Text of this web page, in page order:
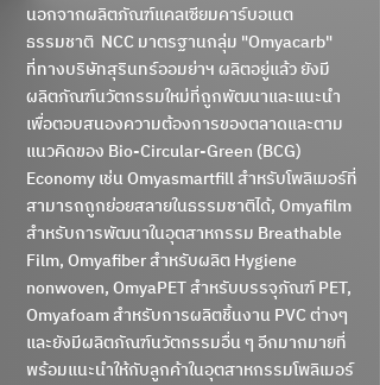
นอกจากผลิตภัณฑ์แคลเซียมคาร์บอเนต
ธรรมชาติ NCC มาตรฐานกลุ่ม "Omyacarb"
ที่ทางบริษัทสุรินทร์ออมย่าฯ ผลิตอยู่แล้ว ยังมี
ผลิตภัณฑ์นวัตกรรมใหม่ที่ถูกพัฒนาและแนะนำ
เพื่อตอบสนองความต้องการของตลาดและตาม
แนวคิดของ Bio-Circular-Green (BCG)
Economy เช่น Omyasmartfill สำหรับโพลิเมอร์ที่
สามารถถูกย่อยสลายในธรรมชาติได้, Omyafilm
สำหรับการพัฒนาในอุตสาหกรรม Breathable
Film, Omyafiber สำหรับผลิต Hygiene
nonwoven, OmyaPET สำหรับบรรจุภัณฑ์ PET,
Omyafoam สำหรับการผลิตชิ้นงาน PVC ต่างๆ
และยังมีผลิตภัณฑ์นวัตกรรมอื่น ๆ อีกมากมายที่
พร้อมแนะนำให้กับลูกค้าในอุตสาหกรรมโพลิเมอร์